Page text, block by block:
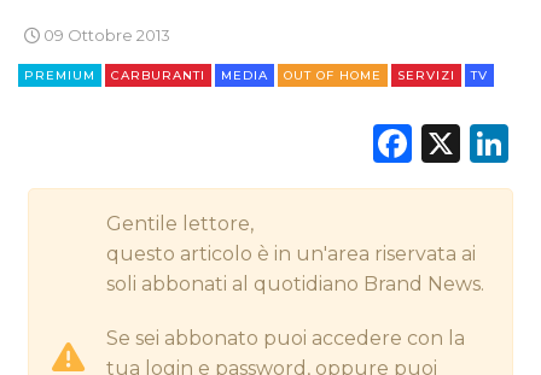
STRATEGIE
EDITORIA
09 Ottobre 2013
PREMIUM CARBURANTI MEDIA OUT OF HOME SERVIZI TV
X
Gentile lettore,
questo articolo è in un'area riservata ai
soli abbonati al quotidiano Brand News.
Se sei abbonato puoi accedere con la
tua login e password, oppure puoi